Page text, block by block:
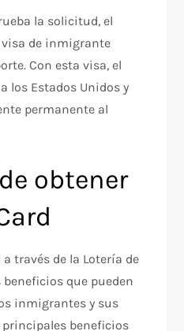
la solicitud, el
de inmigrante
Con esta visa, el
los Estados Unidos y
permanente al
obtener
través de la Lotería de
que pueden
inmigrantes y sus
beneficios